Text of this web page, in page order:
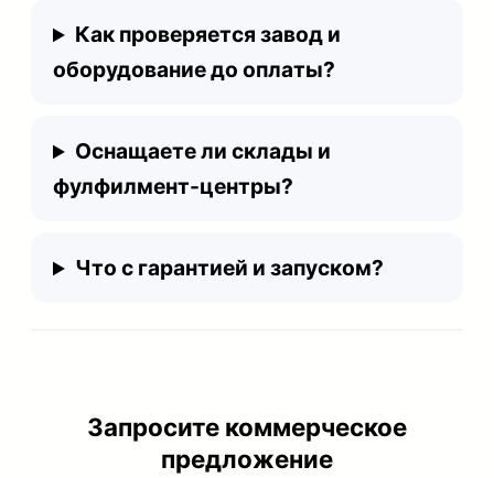
Как проверяется завод и
оборудование до оплаты?
Оснащаете ли склады и
фулфилмент-центры?
Что с гарантией и запуском?
Запросите коммерческое
предложение